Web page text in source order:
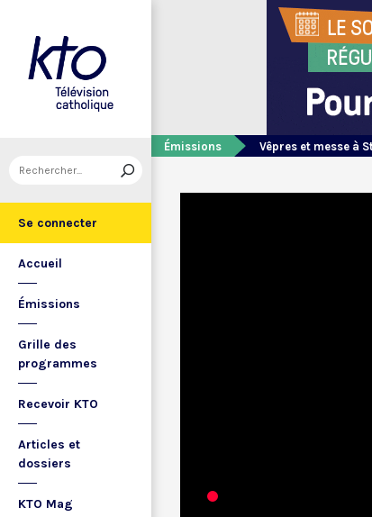
Se connecter
Accueil
Émissions
Grille des
programmes
Recevoir KTO
Articles et
dossiers
KTO Mag
Émissions Vêpres et messe à